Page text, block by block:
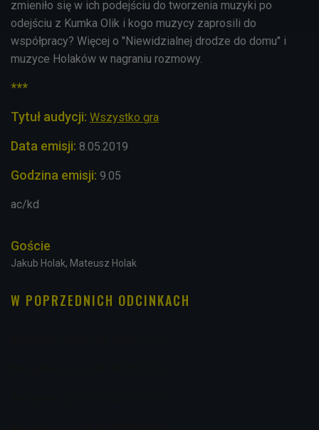
zmieniło się w ich podejściu do tworzenia muzyki po
odejściu z Kumka Olik i kogo muzycy zaprosili do
współpracy? Więcej o "Niewidzialnej drodze do domu" i
muzyce Holaków w nagraniu rozmowy.
***
Tytuł audycji: Wszystko gra
Data emisji: 8.05.2019
Godzina emisji: 9.05
ac/kd
Goście
Jakub Holak, Mateusz Holak
W POPRZEDNICH ODCINKACH